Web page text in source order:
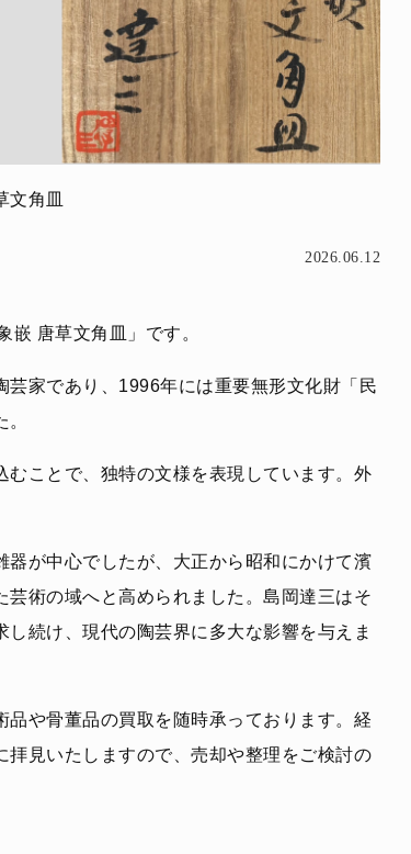
文角皿
2026.06.12
嵌 唐草文角皿」です。
家であり、1996年には重要無形文化財「民
ことで、独特の文様を表現しています。外
が中心でしたが、大正から昭和にかけて濱
術の域へと高められました。島岡達三はそ
続け、現代の陶芸界に多大な影響を与えま
や骨董品の買取を随時承っております。経
見いたしますので、売却や整理をご検討の